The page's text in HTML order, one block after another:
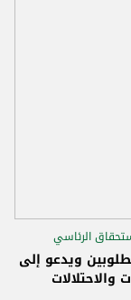
الرئاسي
ويدعو إلى